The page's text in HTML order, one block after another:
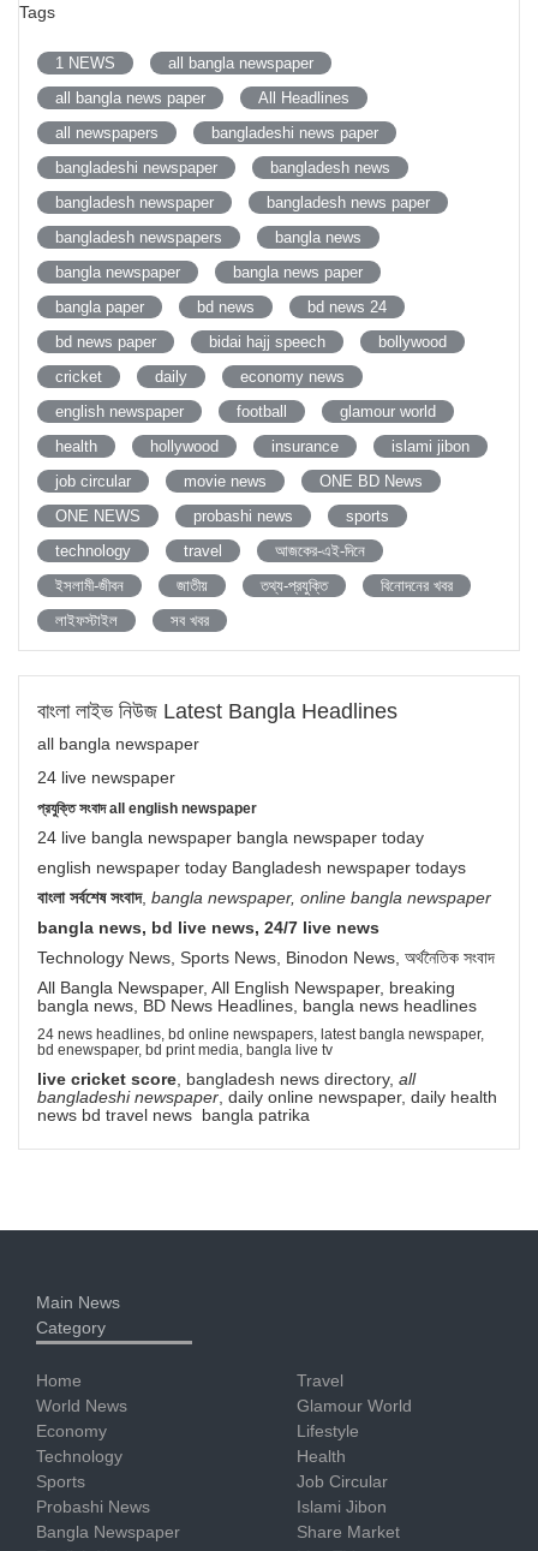
Tags
1 NEWS
all bangla newspaper
all bangla news paper
All Headlines
all newspapers
bangladeshi news paper
bangladeshi newspaper
bangladesh news
bangladesh newspaper
bangladesh news paper
bangladesh newspapers
bangla news
bangla newspaper
bangla news paper
bangla paper
bd news
bd news 24
bd news paper
bidai hajj speech
bollywood
cricket
daily
economy news
english newspaper
football
glamour world
health
hollywood insurance
islami jibon
job circular
movie news
ONE BD News
ONE NEWS
probashi news
sports
technology
travel
আজকের-এই-দিনে
ইসলামী-জীবন
জাতীয় তথ্য-প্রযুক্তি
বিনোদনের খবর
লাইফস্টাইল
সব খবর
বাংলা লাইভ নিউজ Latest Bangla Headlines
all bangla newspaper
24 live newspaper
প্রযুক্তি সংবাদ all english newspaper
24 live bangla newspaper bangla newspaper today
english newspaper today Bangladesh newspaper todays
বাংলা সর্বশেষ সংবাদ, bangla newspaper, online bangla newspaper
bangla news, bd live news, 24/7 live news
Technology News, Sports News, Binodon News, অর্থনৈতিক সংবাদ
All Bangla Newspaper, All English Newspaper, breaking
bangla news, BD News Headlines, bangla news headlines
24 news headlines, bd online newspapers, latest bangla newspaper,
bd enewspaper, bd print media, bangla live tv
live cricket score , bangladesh news directory, all
bangladeshi newspaper , daily online newspaper, daily health
news bd travel news bangla patrika
Main News
Category
Home
World News
Economy
Technology
Sports
Probashi News
Bangla Newspaper
Travel
Glamour World
Lifestyle
Health
Job Circular
Islami Jibon
Share Market